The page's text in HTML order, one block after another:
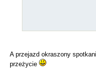
A przejazd okraszony
przeżycie